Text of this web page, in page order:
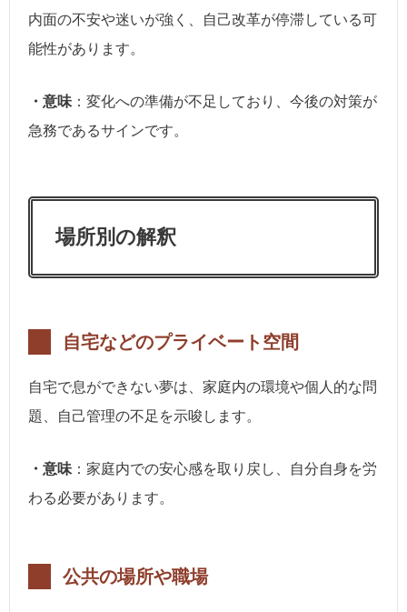
内面の不安や迷いが強く、自己改革が停滞している可
能性があります。
・意味 ：変化への準備が不足しており、今後の対策が
急務であるサインです。
場所別の解釈
自宅などのプライベート空間
自宅で息ができない夢は、家庭内の環境や個人的な問
題、自己管理の不足を示唆します。
・意味 ：家庭内での安心感を取り戻し、自分自身を労
わる必要があります。
公共の場所や職場